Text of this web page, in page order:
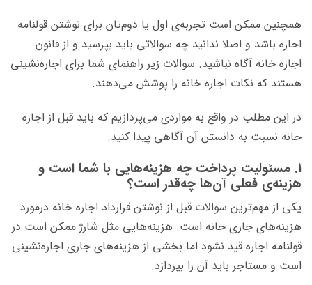
همچنین ممکن است تجربه‌ی اول یا دوم‌تان برای نوشتن قولنامه
اجاره باشد و اصلا ندانید چه سوالاتی باید بپرسید و از قانون
اجاره خانه آگاه نباشید. سوالات زیر راهنمای شما برای اجاره‌نشینی
هستند که نکات اجاره خانه را پوشش می‌دهند.
در این مطلب در واقع به مواردی می‌پردازیم که باید قبل از اجاره
خانه نسبت به دانستن آن آگاهی پیدا کنید.
۱. مسئولیت پرداخت چه هزینه‌هایی با شما است و
هزینه‌ی فعلی آن‌ها چه‌قدر است؟
یکی از مهم‌ترین سوالات قبل از نوشتن قرارداد اجاره خانه درمورد
هزینه‌های جاری خانه است. هزینه‌هایی مثل شارژ ممکن است در
قولنامه اجاره قید نشود اما بخشی از هزینه‌های جاری اجاره‌نشینی
است و مستاجر باید آن را بپردازد.